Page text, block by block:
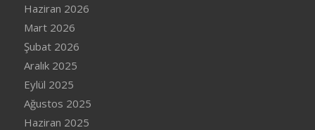
Haziran 2026
Mart 2026
Şubat 2026
Aralık 2025
Eylül 2025
Ağustos 2025
Haziran 2025